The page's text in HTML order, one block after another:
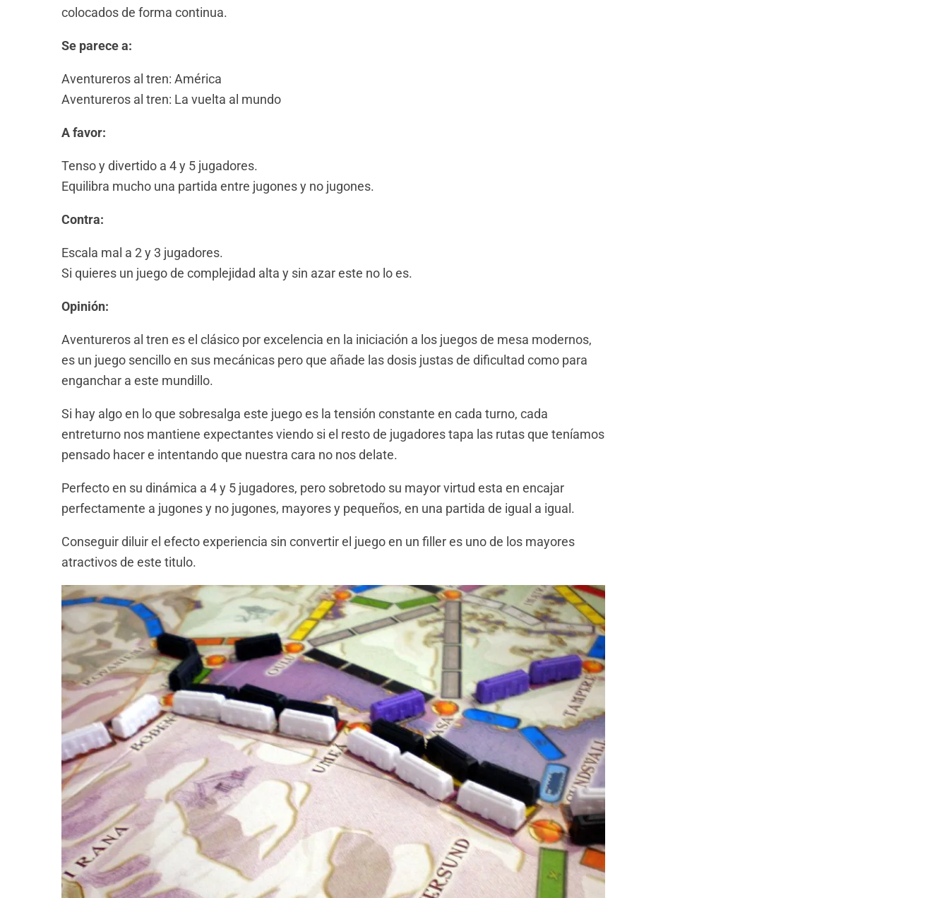
colocados de forma continua.
Se parece a:
Aventureros al tren: América
Aventureros al tren: La vuelta al mundo
A favor:
Tenso y divertido a 4 y 5 jugadores.
Equilibra mucho una partida entre jugones y no jugones.
Contra:
Escala mal a 2 y 3 jugadores.
Si quieres un juego de complejidad alta y sin azar este no lo es.
Opinión:
Aventureros al tren es el clásico por excelencia en la iniciación a los juegos de mesa modernos,
es un juego sencillo en sus mecánicas pero que añade las dosis justas de dificultad como para
enganchar a este mundillo.
Si hay algo en lo que sobresalga este juego es la tensión constante en cada turno, cada
entreturno nos mantiene expectantes viendo si el resto de jugadores tapa las rutas que teníamos
pensado hacer e intentando que nuestra cara no nos delate.
Perfecto en su dinámica a 4 y 5 jugadores, pero sobretodo su mayor virtud esta en encajar
perfectamente a jugones y no jugones, mayores y pequeños, en una partida de igual a igual.
Conseguir diluir el efecto experiencia sin convertir el juego en un filler es uno de los mayores
atractivos de este titulo.